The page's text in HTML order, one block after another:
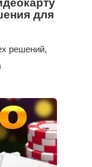
для
решений,